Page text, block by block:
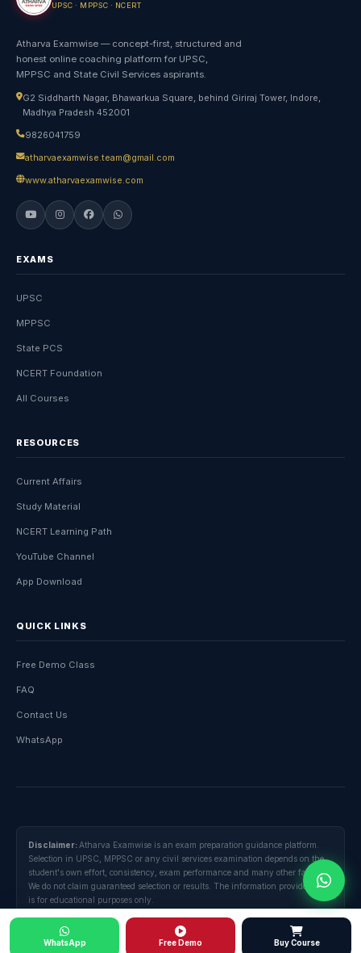
UPSC · MPPSC · NCERT
Atharva Examwise — concept-first, structured and
honest online coaching platform for UPSC,
MPPSC and State Civil Services aspirants.
G2 Siddharth Nagar, Bhawarkua Square, behind Giriraj Tower, Indore,
Madhya Pradesh 452001
9826041759
atharvaexamwise.team@gmail.com
www.atharvaexamwise.com
EXAMS
UPSC
MPPSC
State PCS
NCERT Foundation
All Courses
RESOURCES
Current Affairs
Study Material
NCERT Learning Path
YouTube Channel
App Download
QUICK LINKS
Free Demo Class
FAQ
Contact Us
WhatsApp
Disclaimer: Atharva Examwise is an exam preparation guidance platform.
Selection in UPSC, MPPSC or any civil services examination depends on the
student's own effort, consistency, exam performance and many other factors.
We do not claim guaranteed selection or results. The information provided here
is for educational purposes only.
© 2026 Atharva Examwise. All rights reserved.
Privacy PolicyTerms of Use
WhatsApp Free Demo Buy Course